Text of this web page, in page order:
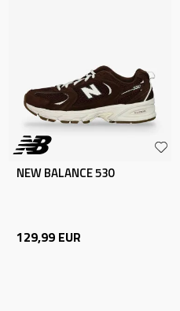
NEW BALANCE 530
129,99 EUR